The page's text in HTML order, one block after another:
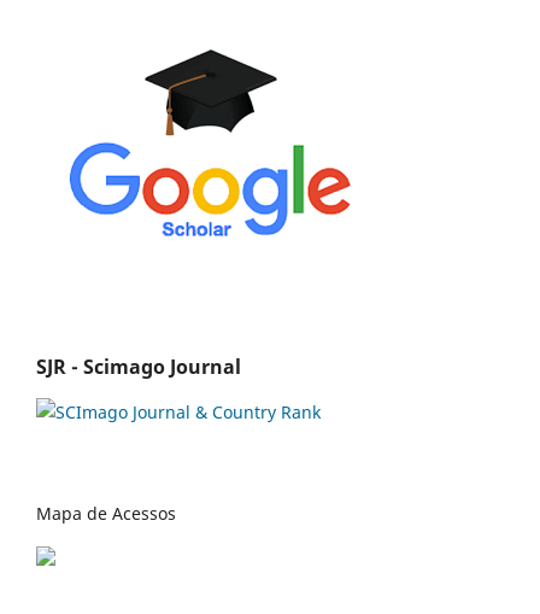
SJR - Scimago Journal
Mapa de Acessos